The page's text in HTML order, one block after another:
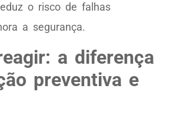
o risco de falhas
a segurança.
a diferença
preventiva e